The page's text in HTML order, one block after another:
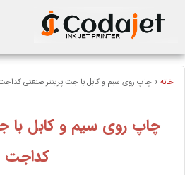
»چاپ روی سیم و کابل با جت پرینتر صنعتی کداجت
چاپ روی سیم و کابل با
کداجت